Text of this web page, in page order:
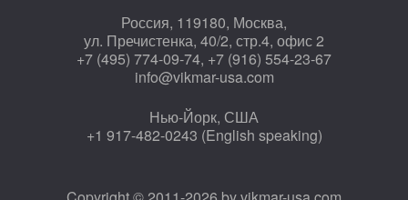
Россия, 119180, Москва,
ул. Пречистенка, 40/2, стр.4, офис 2
+7 (495) 774-09-74, +7 (916) 554-23-67
info@vikmar-usa.com
Нью-Йорк, США
+1 917-482-0243 (English speaking)